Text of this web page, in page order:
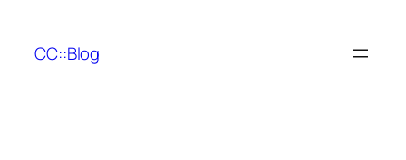
springen
CC::Blog